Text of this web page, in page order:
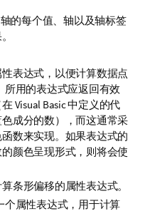
的每个值、轴以及轴标签
性表达式，以便计算数据点
所用的表达式应返回有效
Visual Basic 中定义的代
成分的数），而这通常采
数来实现。如果表达式的
颜色呈现形式，则将会使
条形偏移的属性表达式。
个属性表达式，用于计算